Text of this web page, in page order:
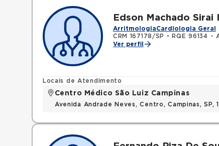
Edson Machado Sirai
ArritmologiaCardiologia Geral
CRM 167178/SP
• RQE 96134 -
Ver perfil
Locais de Atendimento
Centro Médico São Luiz Campinas
Avenida Andrade Neves, Centro, Campinas, SP,